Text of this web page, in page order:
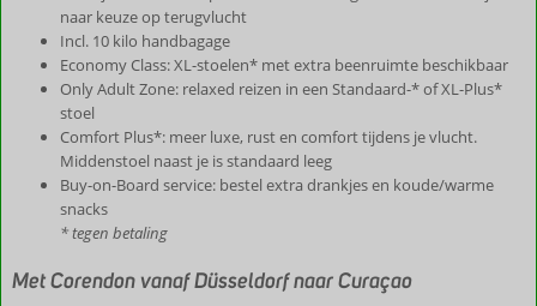
naar keuze op terugvlucht
Incl. 10 kilo handbagage
Economy Class: XL-stoelen* met extra beenruimte beschikbaar
Only Adult Zone: relaxed reizen in een Standaard-* of XL-Plus*
stoel
Comfort Plus*: meer luxe, rust en comfort tijdens je vlucht.
Middenstoel naast je is standaard leeg
Buy-on-Board service: bestel extra drankjes en koude/warme
snacks
* tegen betaling
Met Corendon vanaf Düsseldorf naar Curaçao